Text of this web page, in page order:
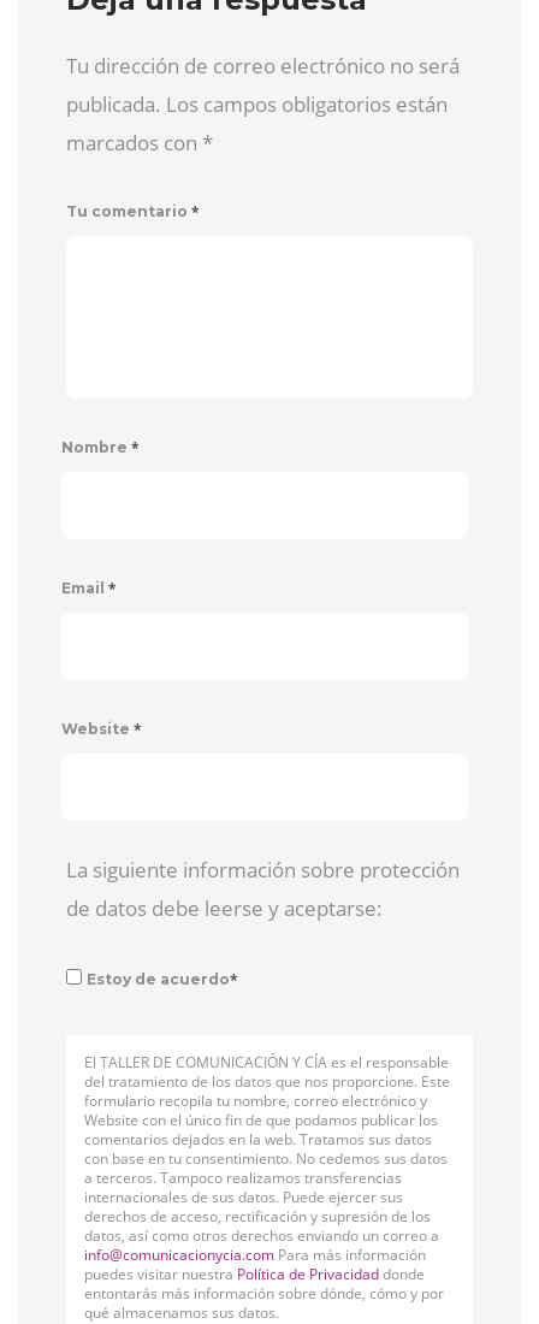
Tu dirección de correo electrónico no será
publicada. Los campos obligatorios están
marcados con *
Tu comentario *
Nombre *
Email *
Website *
La siguiente información sobre protección
de datos debe leerse y aceptarse:
Estoy de acuerdo*
El TALLER DE COMUNICACIÓN Y CÍA es el responsable
del tratamiento de los datos que nos proporcione. Este
formulario recopila tu nombre, correo electrónico y
Website con el único fin de que podamos publicar los
comentarios dejados en la web. Tratamos sus datos
con base en tu consentimiento. No cedemos sus datos
a terceros. Tampoco realizamos transferencias
internacionales de sus datos. Puede ejercer sus
derechos de acceso, rectificación y supresión de los
datos, así como otros derechos enviando un correo a
info@comunicacionycia.com Para más información
puedes visitar nuestra Política de Privacidaddonde
entontarás más información sobre dónde, cómo y por
qué almacenamos sus datos.